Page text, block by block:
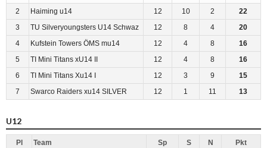
2
Haiming u14 12 10 2
22
3
TU Silveryoungsters U14 Schwaz 12 8 4
20
4
Kufstein Towers ÖMS mu14 12 4 8
16
5
TI Mini Titans xU14 II 12 4 8
16
6
TI Mini Titans Xu14 I 12 3 9
15
7
Swarco Raiders xu14 SILVER 12 1 11 13
U12
Pl Team Sp S N
Pkt